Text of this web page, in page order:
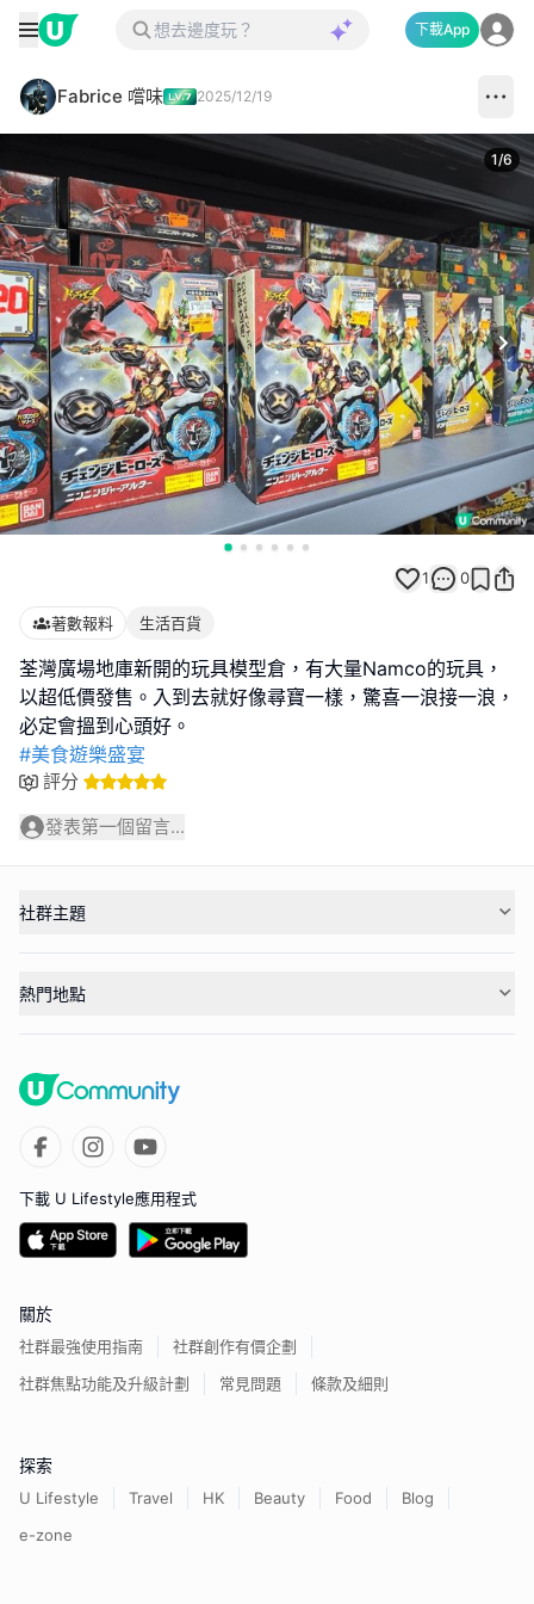
下載App
Fabrice 嚐味 2025/12/19
1/6
1 0
著數報料 生活百貨
荃灣廣場地庫新開的玩具模型倉，有大量Namco的玩具，
以超低價發售。入到去就好像尋寶一樣，驚喜一浪接一浪，
#美食遊樂盛宴
評分
發表第一個留言...
社群主題
熱門地點
下載 U Lifestyle應用程式
關於
社群最強使用指南
社群創作有價企劃
社群焦點功能及升級計劃
常見問題 條款及細則
探索
U Lifestyle Travel HK Beauty Food
Blog
e-zone